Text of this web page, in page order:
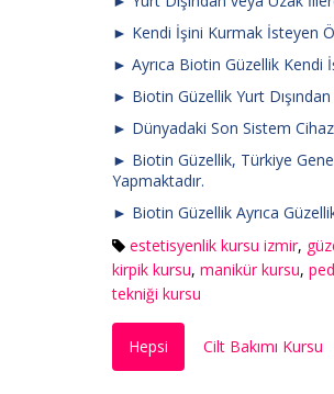
► Kendi İşini Kurmak İsteyen
► Ayrıca Biotin Güzellik Kendi
► Biotin Güzellik Yurt
► Dünyadaki Son Sistem
► Biotin Güzellik, Türkiye
Yapmaktadır.
► Biotin Güzellik Ayrıca
estetisyenlik kursu izmir,
kirpik kursu, manikür kursu,
tekniği kursu
Hepsi Cilt Bakımı Kursu